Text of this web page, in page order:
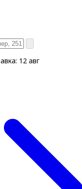
12 авг